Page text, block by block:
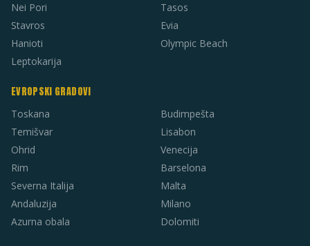
Nei Pori
Stavros
Hanioti
Leptokarija
Tasos
Evia
Olympic Beach
EVROPSKI GRADOVI
Toskana
Temišvar
Ohrid
Rim
Severna Italija
Andaluzija
Azurna obala
Budimpešta
Lisabon
Venecija
Barselona
Malta
Milano
Dolomiti